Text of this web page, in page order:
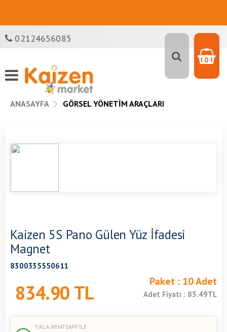
02124656085
0
ANASAYFA GÖRSEL YÖNETIM ARAÇLARI
Kaizen 5S Pano Gülen Yüz İfadesi
Magnet
8300335550611
834.90 TL Paket : 10 Adet
Adet Fiyatı : 83.49TL
TIKLA WHATSAPP İLE